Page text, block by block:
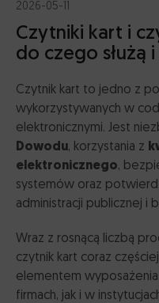
Pomoc
Pobierz
Panel Certum
Produkty
e-Doręczenia POLECAMY
CertumSign POLECAMY
Rozwiązania
Program Partnerski
Podpis
CertumSign
e-Doręczenia
CertumSign POLECAMY
Podpis elektroniczny
Podpisuj z kartą i
Mobilny podpis
Podpisuj bez karty i
Gdzie możesz
elektroniczny Certum
Pieczęć elektroniczna
Pieczętuj dokumenty
Certyfikaty SSL
Zabezpiecz swoją
Certyfikaty Code
Certyfikaty S/MIME
Zabezpiecz swoją
Krajowy węzeł
Zintegruj się z
Czytniki
Wybierz czytnik
Karty kryptograficzne
biznesu
Zestaw CEPiK
Zestaw komponentów
CEPiK 2.0
Źródło
Zestaw do aplikacji
Akcesoria/etui
Rozwiązania
Case study
2026-05-11
Czytniki kart i
do czego służą
Czytnik kart to jedno z
wykorzystywanych w
elektronicznymi. Jest
Dowodu, korzystania z
elektronicznego,
systemów oraz
administracji publicznej i
Wraz z rosnącą liczbą
czytnik kart coraz
elementem
firmach, jak i w